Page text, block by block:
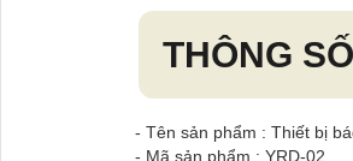
THÔNG
- Tên sản phẩm : Thiết bị
- Mã sản phẩm : YRD-02